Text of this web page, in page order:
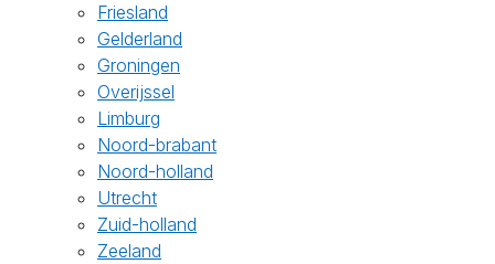
Friesland
Gelderland
Groningen
Overijssel
Limburg
Noord-brabant
Noord-holland
Utrecht
Zuid-holland
Zeeland